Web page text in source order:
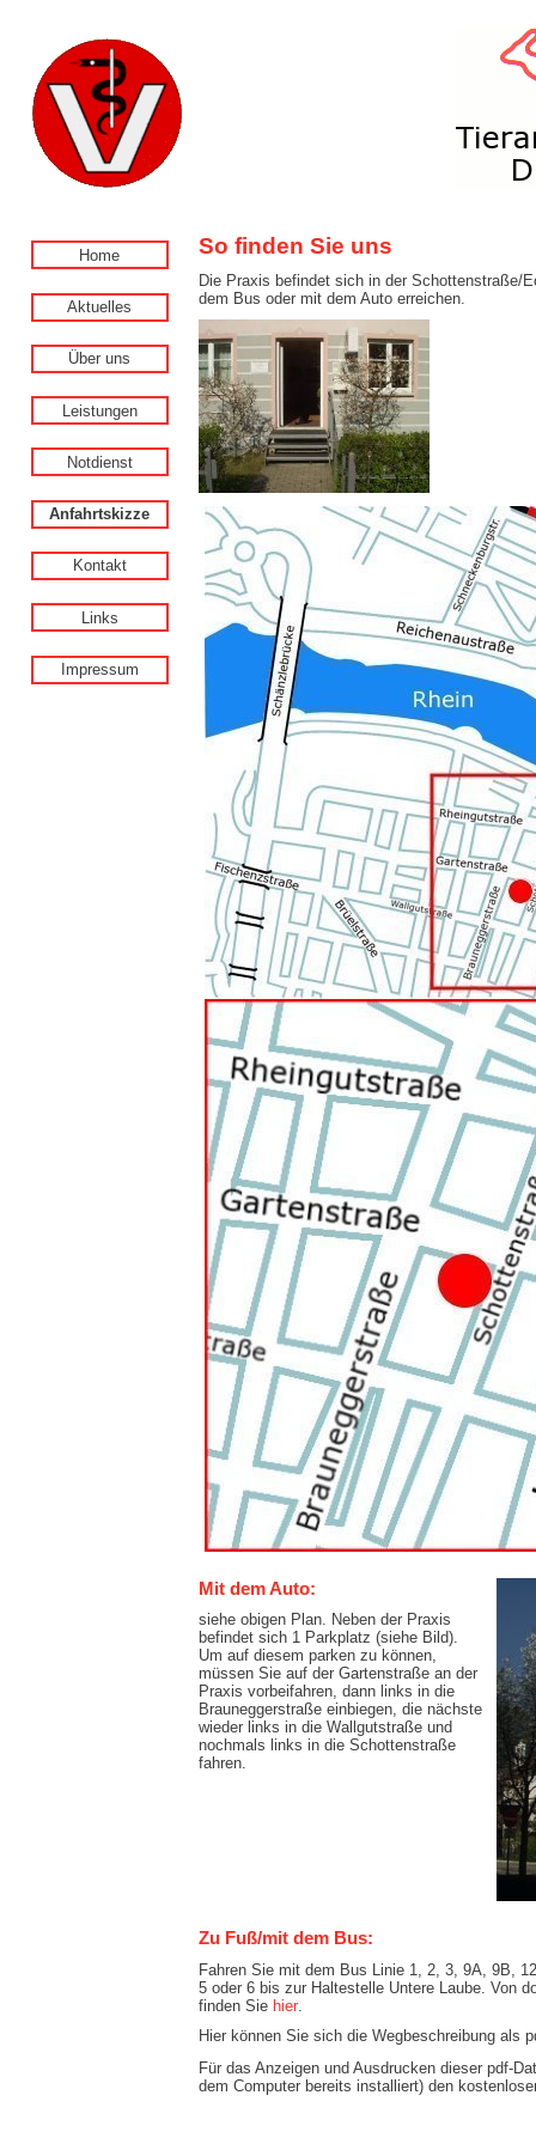
Home
Aktuelles
Über uns
Leistungen
Notdienst
Anfahrtskizze
Kontakt
Links
Impressum
So finden Sie uns
Die Praxis befindet sich in der Schottenstraße/
dem Bus oder mit dem Auto erreichen.
Mit dem Auto:
siehe obigen Plan. Neben der Praxis
befindet sich 1 Parkplatz (siehe Bild).
Um auf diesem parken zu können,
müssen Sie auf der Gartenstraße an der
Praxis vorbeifahren, dann links in die
Brauneggerstraße einbiegen, die nächste
wieder links in die Wallgutstraße und
nochmals links in die Schottenstraße
fahren.
Zu Fuß/mit dem Bus:
Fahren Sie mit dem Bus Linie 1, 2, 3, 9A, 9B,
5 oder 6 bis zur Haltestelle Untere Laube. Von
finden Sie hier
Hier können Sie sich die Wegbeschreibung als
Für das Anzeigen und Ausdrucken dieser pdf-
dem Computer bereits installiert) den